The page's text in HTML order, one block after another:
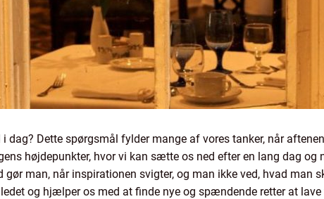
dag? Dette spørgsmål fylder mange af vores tanker, når
højdepunkter, hvor vi kan sætte os ned efter en lang dag og
man, når inspirationen svigter, og man ikke ved, hvad man
og hjælper os med at finde nye og spændende retter at